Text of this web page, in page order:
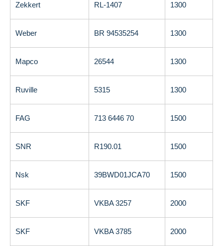
Zekkert RL-1407 1300
Weber BR 94535254 1300
Mapco 26544 1300
Ruville 5315 1300
FAG 713 6446 70 1500
SNR R190.01 1500
Nsk 39BWD01JCA70 1500
SKF VKBA 3257 2000
SKF VKBA 3785 2000